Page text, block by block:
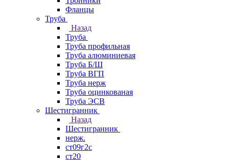
Фланцы
Труба
Назад
Труба
Труба профильная
Труба алюминиевая
Труба Б/Ш
Труба ВГП
Труба нерж
Труба оцинкованая
Труба ЭСВ
Шестигранник
Назад
Шестигранник
нерж.
ст09г2с
ст20